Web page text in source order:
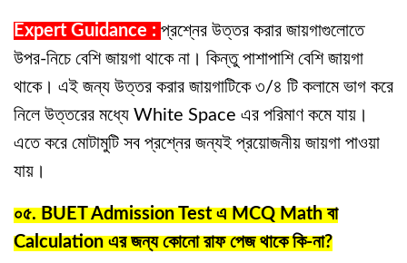
Expert Guidance : প্রশ্নের উত্তর করার জায়গাগুলোতে
উপর-নিচে বেশি জায়গা থাকে না। কিন্তু পাশাপাশি বেশি জায়গা
থাকে। এই জন্য উত্তর করার জায়গাটিকে ৩/৪ টি কলামে ভাগ করে
নিলে উত্তরের মধ্যে White Space এর পরিমাণ কমে যায়।
এতে করে মোটামুটি সব প্রশ্নের জন্যই প্রয়োজনীয় জায়গা পাওয়া
যায়।
০৫. BUET Admission Test এ MCQ Math বা
Calculation এর জন্য কোনো রাফ পেজ থাকে কি-না?